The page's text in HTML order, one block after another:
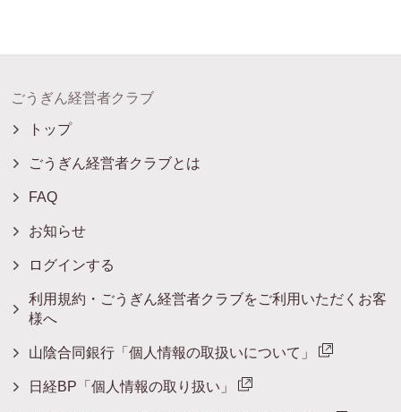
ごうぎん経営者クラブ
トップ
ごうぎん経営者クラブとは
FAQ
お知らせ
ログインする
利用規約・ごうぎん経営者クラブをご利用いただくお客
様へ
山陰合同銀行「個人情報の取扱いについて」
日経BP「個人情報の取り扱い」